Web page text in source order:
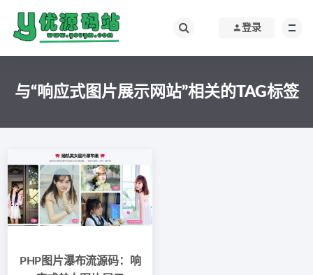
登录
与“响应式图片展示网站”相关的TAG标签
PHP图片瀑布流源码：响